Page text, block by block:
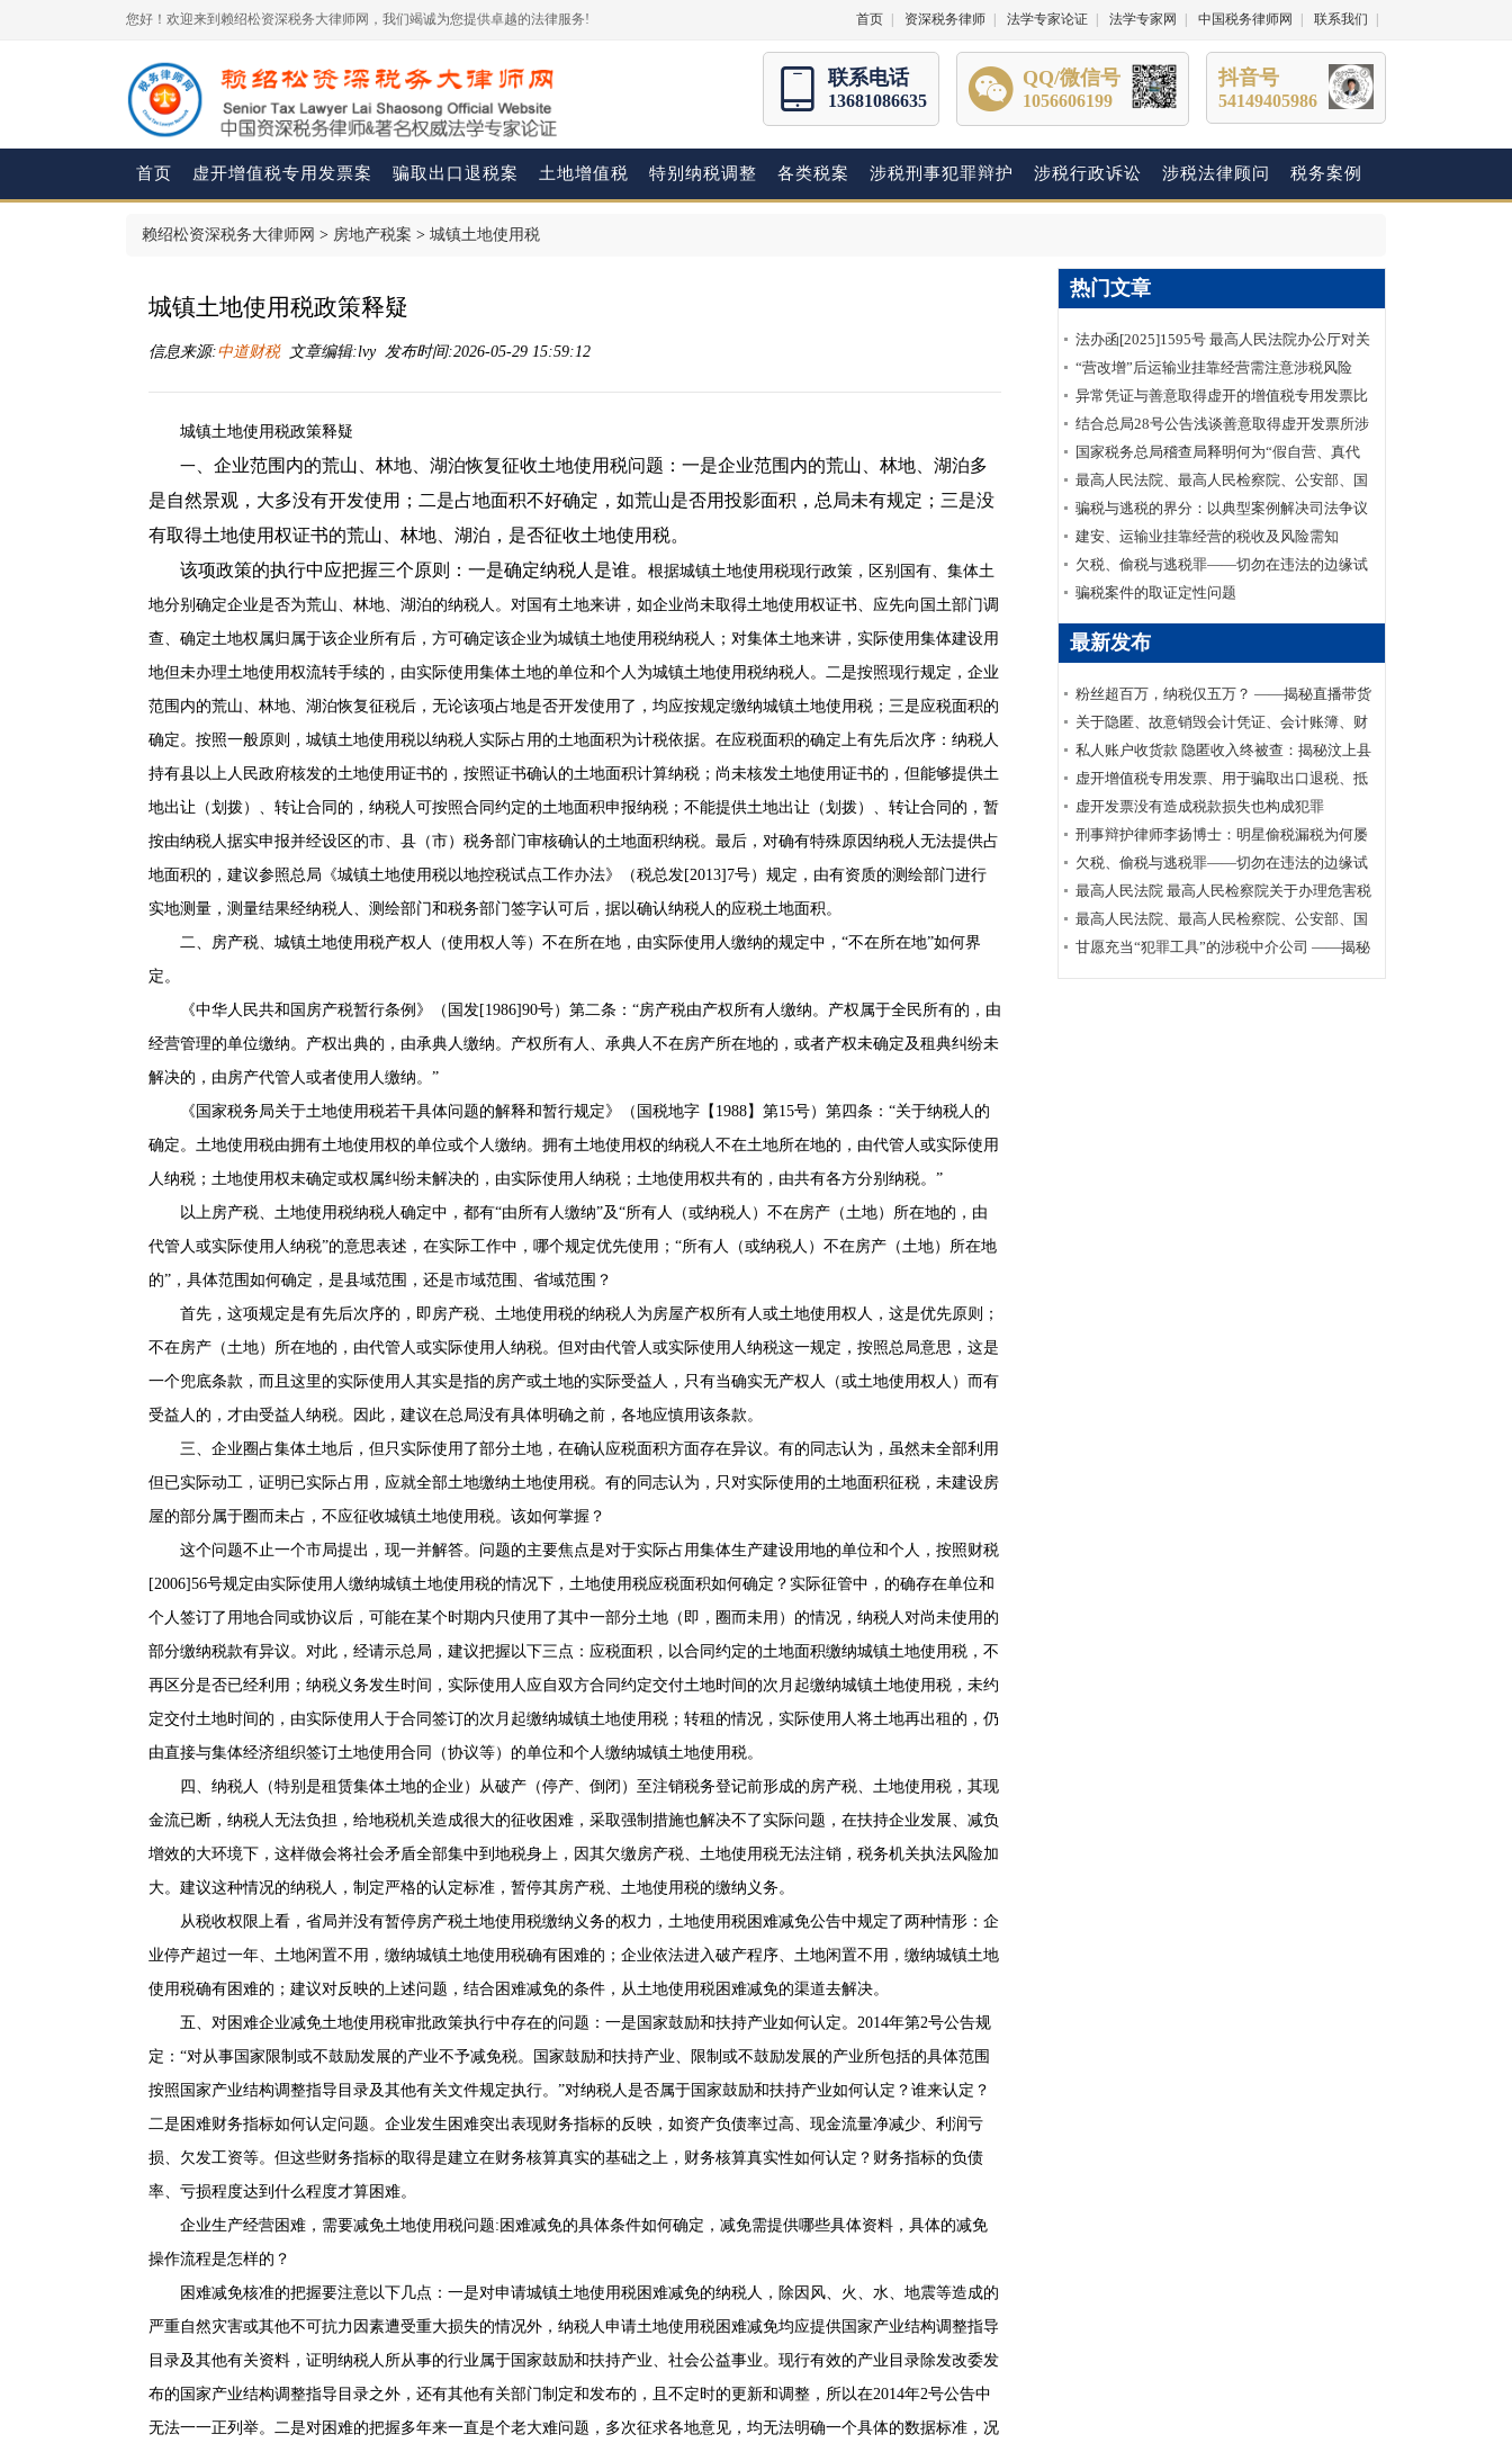
您好！欢迎来到赖绍松资深税务大律师网，我们竭诚为您提供卓越的法律服务! 首页 资深税务律师 法学专家论证 法学专家网 中国税务律师网 联系我们
联系电话
13681086635
QQ/微信号
1056606199
抖音号
54149405986
首页 虚开增值税专用发票案 骗取出口退税案 土地增值税 特别纳税调整 各类税案 涉税刑事犯罪辩护 涉税行政诉讼 涉税法律顾问 税务案例
赖绍松资深税务大律师网 > 房地产税案 > 城镇土地使用税
城镇土地使用税政策释疑
信息来源:中道财税文章编辑:lvy 发布时间:2026-05-29 15:59:12
城镇土地使用税政策释疑
一 、企业范围内的荒山、林地、湖泊恢复征收土地使用税问题：一是企业范围内的荒山、林地、湖泊多
是自然景观，大多没有开发使用；二是占地面积不好确定，如荒山是否用投影面积，总局未有规定；三是没
有取得土地使用权证书的荒山、林地、湖泊，是否征收土地使用税。
该项政策的执行中应把握三个原则：一是确定纳税人是谁。 根据城镇土地使用税现行政策，区别国有、集体土
地分别确定企业是否为荒山、林地、湖泊的纳税人。对国有土地来讲，如企业尚未取得土地使用权证书、应先向国土部门调
查、确定土地权属归属于该企业所有后，方可确定该企业为城镇土地使用税纳税人；对集体土地来讲，实际使用集体建设用
地但未办理土地使用权流转手续的，由实际使用集体土地的单位和个人为城镇土地使用税纳税人。二是按照现行规定，企业
范围内的荒山、林地、湖泊恢复征税后，无论该项占地是否开发使用了，均应按规定缴纳城镇土地使用税；三是应税面积的
确定。按照一般原则，城镇土地使用税以纳税人实际占用的土地面积为计税依据。在应税面积的确定上有先后次序：纳税人
持有县以上人民政府核发的土地使用证书的，按照证书确认的土地面积计算纳税；尚未核发土地使用证书的，但能够提供土
地出让（划拨）、转让合同的，纳税人可按照合同约定的土地面积申报纳税；不能提供土地出让（划拨）、转让合同的，暂
按由纳税人据实申报并经设区的市、县（市）税务部门审核确认的土地面积纳税。最后，对确有特殊原因纳税人无法提供占
地面积的，建议参照总局《城镇土地使用税以地控税试点工作办法》（税总发[2013]7号）规定，由有资质的测绘部门进行
实地测量，测量结果经纳税人、测绘部门和税务部门签字认可后，据以确认纳税人的应税土地面积。
二、房产税、城镇土地使用税产权人（使用权人等）不在所在地，由实际使用人缴纳的规定中，“不在所在地”如何界
定。
《中华人民共和国房产税暂行条例》（国发[1986]90号）第二条：“房产税由产权所有人缴纳。产权属于全民所有的，由
经营管理的单位缴纳。产权出典的，由承典人缴纳。产权所有人、承典人不在房产所在地的，或者产权未确定及租典纠纷未
解决的，由房产代管人或者使用人缴纳。”
《国家税务局关于土地使用税若干具体问题的解释和暂行规定》（国税地字【1988】第15号）第四条：“关于纳税人的
确定。土地使用税由拥有土地使用权的单位或个人缴纳。拥有土地使用权的纳税人不在土地所在地的，由代管人或实际使用
人纳税；土地使用权未确定或权属纠纷未解决的，由实际使用人纳税；土地使用权共有的，由共有各方分别纳税。”
以上房产税、土地使用税纳税人确定中，都有“由所有人缴纳”及“所有人（或纳税人）不在房产（土地）所在地的，由
代管人或实际使用人纳税”的意思表述，在实际工作中，哪个规定优先使用；“所有人（或纳税人）不在房产（土地）所在地
的”，具体范围如何确定，是县域范围，还是市域范围、省域范围？
首先，这项规定是有先后次序的，即房产税、土地使用税的纳税人为房屋产权所有人或土地使用权人，这是优先原则；
不在房产（土地）所在地的，由代管人或实际使用人纳税。但对由代管人或实际使用人纳税这一规定，按照总局意思，这是
一个兜底条款，而且这里的实际使用人其实是指的房产或土地的实际受益人，只有当确实无产权人（或土地使用权人）而有
受益人的，才由受益人纳税。因此，建议在总局没有具体明确之前，各地应慎用该条款。
三、企业圈占集体土地后，但只实际使用了部分土地，在确认应税面积方面存在异议。有的同志认为，虽然未全部利用
但已实际动工，证明已实际占用，应就全部土地缴纳土地使用税。有的同志认为，只对实际使用的土地面积征税，未建设房
屋的部分属于圈而未占，不应征收城镇土地使用税。该如何掌握？
这个问题不止一个市局提出，现一并解答。问题的主要焦点是对于实际占用集体生产建设用地的单位和个人，按照财税
[2006]56号规定由实际使用人缴纳城镇土地使用税的情况下，土地使用税应税面积如何确定？实际征管中，的确存在单位和
个人签订了用地合同或协议后，可能在某个时期内只使用了其中一部分土地（即，圈而未用）的情况，纳税人对尚未使用的
部分缴纳税款有异议。对此，经请示总局，建议把握以下三点：应税面积，以合同约定的土地面积缴纳城镇土地使用税，不
再区分是否已经利用；纳税义务发生时间，实际使用人应自双方合同约定交付土地时间的次月起缴纳城镇土地使用税，未约
定交付土地时间的，由实际使用人于合同签订的次月起缴纳城镇土地使用税；转租的情况，实际使用人将土地再出租的，仍
由直接与集体经济组织签订土地使用合同（协议等）的单位和个人缴纳城镇土地使用税。
四、纳税人（特别是租赁集体土地的企业）从破产（停产、倒闭）至注销税务登记前形成的房产税、土地使用税，其现
金流已断，纳税人无法负担，给地税机关造成很大的征收困难，采取强制措施也解决不了实际问题，在扶持企业发展、减负
增效的大环境下，这样做会将社会矛盾全部集中到地税身上，因其欠缴房产税、土地使用税无法注销，税务机关执法风险加
大。建议这种情况的纳税人，制定严格的认定标准，暂停其房产税、土地使用税的缴纳义务。
从税收权限上看，省局并没有暂停房产税土地使用税缴纳义务的权力，土地使用税困难减免公告中规定了两种情形：企
业停产超过一年、土地闲置不用，缴纳城镇土地使用税确有困难的；企业依法进入破产程序、土地闲置不用，缴纳城镇土地
使用税确有困难的；建议对反映的上述问题，结合困难减免的条件，从土地使用税困难减免的渠道去解决。
五、对困难企业减免土地使用税审批政策执行中存在的问题：一是国家鼓励和扶持产业如何认定。2014年第2号公告规
定：“对从事国家限制或不鼓励发展的产业不予减免税。国家鼓励和扶持产业、限制或不鼓励发展的产业所包括的具体范围
按照国家产业结构调整指导目录及其他有关文件规定执行。”对纳税人是否属于国家鼓励和扶持产业如何认定？谁来认定？
二是困难财务指标如何认定问题。企业发生困难突出表现财务指标的反映，如资产负债率过高、现金流量净减少、利润亏
损、欠发工资等。但这些财务指标的取得是建立在财务核算真实的基础之上，财务核算真实性如何认定？财务指标的负债
率、亏损程度达到什么程度才算困难。
企业生产经营困难，需要减免土地使用税问题:困难减免的具体条件如何确定，减免需提供哪些具体资料，具体的减免
操作流程是怎样的？
困难减免核准的把握要注意以下几点：一是对申请城镇土地使用税困难减免的纳税人，除因风、火、水、地震等造成的
严重自然灾害或其他不可抗力因素遭受重大损失的情况外，纳税人申请土地使用税困难减免均应提供国家产业结构调整指导
目录及其他有关资料，证明纳税人所从事的行业属于国家鼓励和扶持产业、社会公益事业。现行有效的产业目录除发改委发
布的国家产业结构调整指导目录之外，还有其他有关部门制定和发布的，且不定时的更新和调整，所以在2014年2号公告中
无法一一正列举。二是对困难的把握多年来一直是个老大难问题，多次征求各地意见，均无法明确一个具体的数据标准，况
热门文章
法办函[2025]1595号 最高人民法院办公厅对关
于明确虚开增值税专用发票“虚抵进项税额”行
为性质建议的答复
“营改增”后运输业挂靠经营需注意涉税风险
异常凭证与善意取得虚开的增值税专用发票比
较分析
结合总局28号公告浅谈善意取得虚开发票所涉
及的企业所得税如何处理？
国家税务总局稽查局释明何为“假自营、真代
理”
最高人民法院、最高人民检察院、公安部、国
家安全部、司法部印发《关于适用认罪认罚从
宽制度的指导意见》的通知
骗税与逃税的界分：以典型案例解决司法争议
建安、运输业挂靠经营的税收及风险需知
欠税、偷税与逃税罪——切勿在违法的边缘试
探
骗税案件的取证定性问题
最新发布
粉丝超百万，纳税仅五万？ ——揭秘直播带货
主播李呈祥隐匿收入偷税案件
关于隐匿、故意销毁会计凭证、会计账簿、财
务会计报告罪司法适用的实证研究
私人账户收货款 隐匿收入终被查：揭秘汶上县
鑫福黄金珠宝店偷逃消费税案件
虚开增值税专用发票、用于骗取出口退税、抵
扣税款发票罪刑事辩护案
虚开发票没有造成税款损失也构成犯罪
刑事辩护律师李扬博士：明星偷税漏税为何屡
禁不止？
欠税、偷税与逃税罪——切勿在违法的边缘试
探
最高人民法院 最高人民检察院关于办理危害税
收征管刑事案件适用法律若干问题的解释
最高人民法院、最高人民检察院、公安部、国
家安全部、司法部印发《关于适用认罪认罚从
宽制度的指导意见》的通知
甘愿充当“犯罪工具”的涉税中介公司 ——揭秘
涉税中介福州金汇鑫财税咨询有限公司帮助其